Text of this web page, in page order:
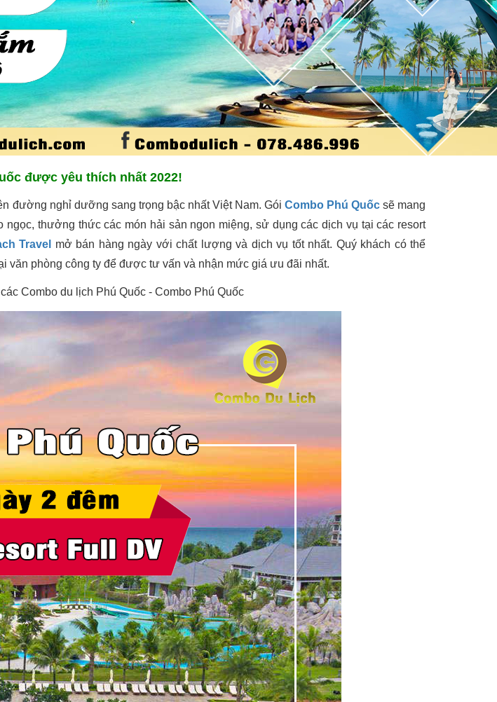
được yêu thích nhất 2022!
đường nghỉ dưỡng sang trọng bậc nhất Việt Nam. Gói Combo Phú Quốcsẽ mang
thưởng thức các món hải sản ngon miệng, sử dụng các dịch vụ tại các resort
Travel
mở bán hàng ngày với chất lượng và dịch vụ tốt nhất. Quý khách có thể
văn phòng công ty để được tư vấn và nhận mức giá ưu đãi nhất.
Combo du lịch Phú Quốc - Combo Phú Quốc